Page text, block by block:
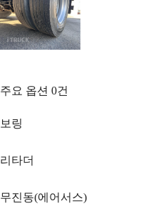
주요 옵션 0건
보링
리타더
무진동(에어서스)